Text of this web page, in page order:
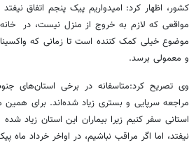
کشور، اظهار کرد: امیدواریم پیک پنجم اتفاق
مواقعی که لازم به خروج از منزل نیست، در خانه
موضوع خیلی کمک کننده است تا زمانی که
و معمولی برسد.
وی تصریح کرد:متاسفانه در برخی استان‌های
مراجعه سرپایی و بستری زیاد شده‌اند. برای
استانی سفر کنیم زیرا بیماران این استان زیاد شده
نیفتد، اما اگر مراقب نباشیم، در اواخر خرداد